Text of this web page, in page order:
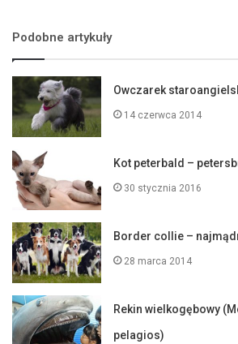
Podobne artykuły
Owczarek
14 czerwca 2014
Kot peterbald –
30 stycznia 2016
Border collie –
28 marca 2014
Rekin wielkogębowy
pelagios)